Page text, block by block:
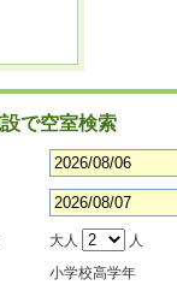
で空室検索
大人
人
小学校高学年